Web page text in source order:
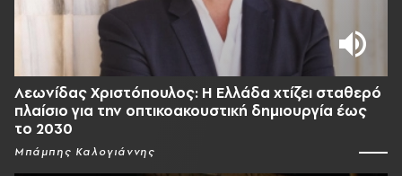
Λεωνίδας Χριστόπουλος: Η Ελλάδα χτίζει σταθερό
πλαίσιο για την οπτικοακουστική δημιουργία έως
το 2030
Μπάμπης Καλογιάννης